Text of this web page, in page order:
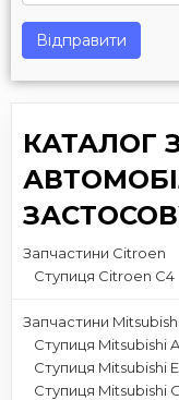
Відправити
КАТАЛОГ
Запчастини Citroen
Ступиця Citroen C4
Запчастини
Ступиця Mitsubishi
Ступиця Mitsubishi
Ступиця Mitsubishi